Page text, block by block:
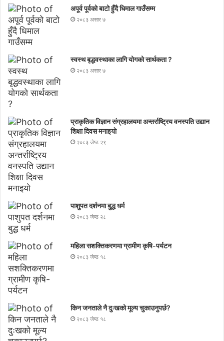
अपूर्व पूर्वको बाटो हुँदै धिमाल गाउँसम्म
२०८३ असार ७
स्वस्थ बृद्धवस्थाका लागि योगको सार्थकता ?
२०८३ असार ७
प्राकृतिक विज्ञान संग्रहालयमा अन्तर्राष्ट्रिय वनस्पति उद्यान
शिक्षा दिवस मनाइयाे
२०८३ जेष्ठ २९
पाशुपत दर्शनमा बुद्ध धर्म​
२०८३ जेष्ठ २८
महिला सशक्तिकरणमा ग्रामीण कृषि-पर्यटन
२०८३ जेष्ठ १८
किन जनताले नै दुःखको मूल्य चुकाउनुपर्छ?
२०८३ जेष्ठ १८